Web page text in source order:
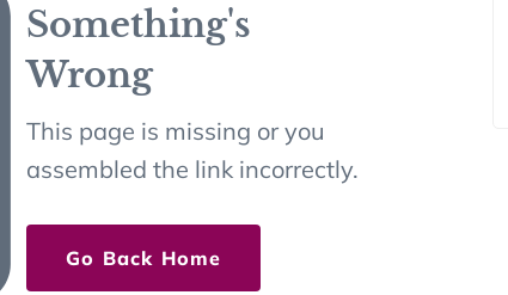
Something's
Wrong
This page is missing or you
assembled the link incorrectly.
Go Back Home